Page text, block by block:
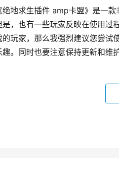
绝地求生插件 amp卡盟》是一
，也有一些玩家反映在使用过
的玩家，那么我强烈建议您尝
。同时也要注意保持更新和维